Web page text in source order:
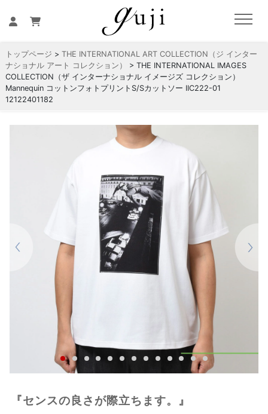
トップページ > THE INTERNATIONAL ART COLLECTION（ジ インター
ナショナル アート コレクション）
> THE INTERNATIONAL IMAGES
COLLECTION（ザ インターナショナル イメージズ コレクション）
Mannequin コットンフォトプリントS/Sカットソー IIC222-01
12122401182
『センスの良さが際立ちます。』